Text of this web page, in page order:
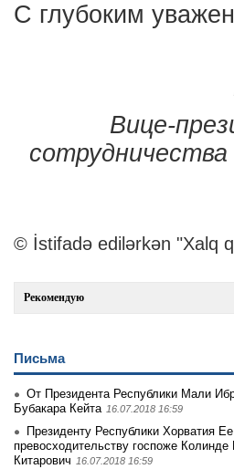
С глубоким
Вице-
© İstifadə edilərkən "Xalq
Рекомендую
Письма
От Президента Республики Мали
Бубакара Кейта 16.07.2018 16:59
Президенту Республики Хорватия Ее
превосходительству госпоже Колинде
Китарович 16.07.2018 16:59